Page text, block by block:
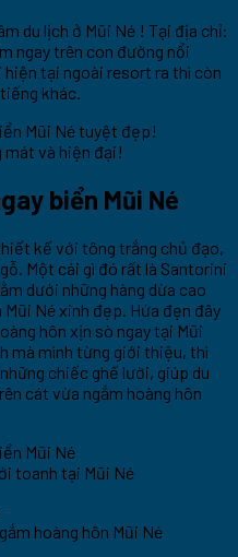
du lịch ở Mũi Né ! Tại địa chỉ:
ngay trên con đường nổi
tại ngoài resort ra thì còn
khác.
và hiện đại!
biển Mũi Né
kế với tông trắng chủ đạo,
Một cái gì đó rất là Santorini
dưới những hàng dừa cao
Né xinh đẹp. Hứa đẹn đây
hôn xịn sò ngay tại Mũi
mà mình từng giới thiệu, thì
chiếc ghế lười, giúp du
cát vừa ngắm hoàng hôn
toanh tại Mũi Né
hoàng hôn Mũi Né